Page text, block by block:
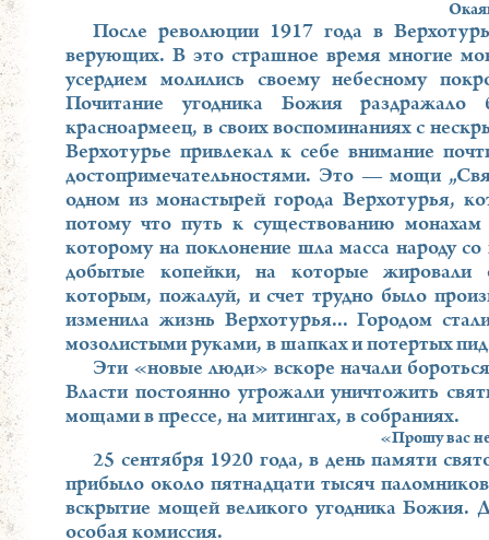
После революции 1917 года в
верующих. В это страшное время многие
усердием молились своему небесному
Почитание угодника Божия
красноармеец, в своих воспоминаниях с
Верхотурье привлекал к себе внимание
достопримечательностями. Это — мощи
одном из монастырей города Верхотурья,
потому что путь к существованию
которому на поклонение шла масса народу
добытые копейки, на которые жировали
которым, пожалуй, и счет трудно было
изменила жизнь Верхотурья... Городом
мозолистыми руками, в шапках и потертых
Эти «новые люди» вскоре начали
Власти постоянно угрожали уничтожить
мощами в прессе, на митингах, в собраниях.
«Прошу вас
25 сентября 1920 года, в день памяти
прибыло около пятнадцати тысяч
вскрытие мощей великого угодника Божия.
особая комиссия.